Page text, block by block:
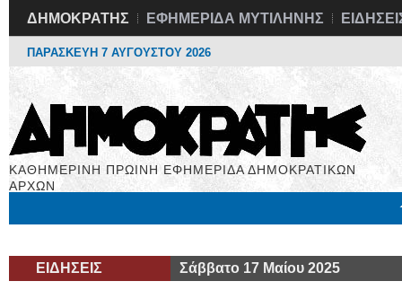
ΔΗΜΟΚΡΑΤΗΣ ΕΦΗΜΕΡΙΔΑ ΜΥΤΙΛΗΝΗΣ
ΠΑΡΑΣΚΕΥΗ 7 ΑΥΓΟΥΣΤΟΥ 2026
ΚΑΘΗΜΕΡΙΝΗ ΠΡΩΙΝΗ ΕΦΗΜΕΡΙΔΑ ΔΗΜΟΚΡΑΤΙΚΩΝ
ΑΡΧΩΝ
ΕΙΔΗΣΕΙΣ Σάββατο 17 Μαίου 2025